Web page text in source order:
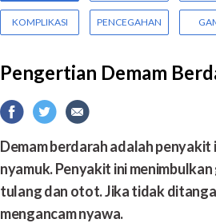
KOMPLIKASI PENCEGAHAN
Pengertian Demam
Demam berdarah adalah
nyamuk. Penyakit ini
tulang dan otot. Jika tidak
mengancam nyawa.